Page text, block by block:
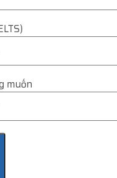
muốn